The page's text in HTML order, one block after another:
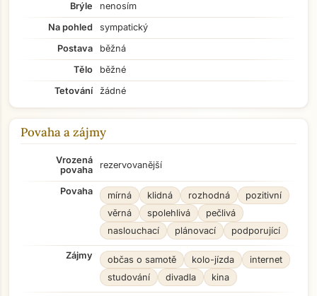
Brýle
nenosím
Na pohled
sympatický
Postava
běžná
Tělo
běžné
Tetování
žádné
Povaha a zájmy
Vrozená
povaha
rezervovanější
Povaha mírná klidná rozhodná
pozitivní
věrná
spolehlivá
pečlivá
naslouchací
plánovací podporující
Zájmy občas o samotě kolo-jízda
internet
studování
divadla kina